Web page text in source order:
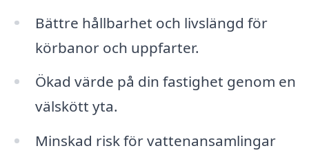
Bättre hållbarhet och livslängd för
körbanor och uppfarter.
Ökad värde på din fastighet genom en
välskött yta.
Minskad risk för vattenansamlingar